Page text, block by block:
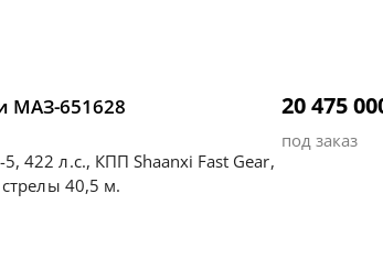
МАЗ-651628
422 л.с., КПП Shaanxi Fast Gear,
40,5 м.
20 475
под заказ